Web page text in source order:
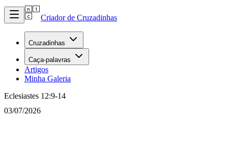
Criador de Cruzadinhas
Cruzadinhas
Caça-palavras
Artigos
Minha Galeria
Eclesiastes 12:9-14
03/07/2026